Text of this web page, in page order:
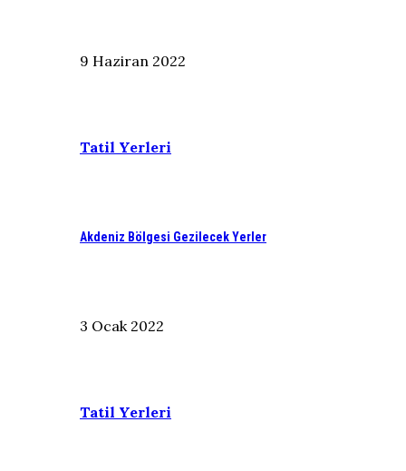
9 Haziran 2022
Tatil Yerleri
Akdeniz Bölgesi Gezilecek Yerler
3 Ocak 2022
Tatil Yerleri